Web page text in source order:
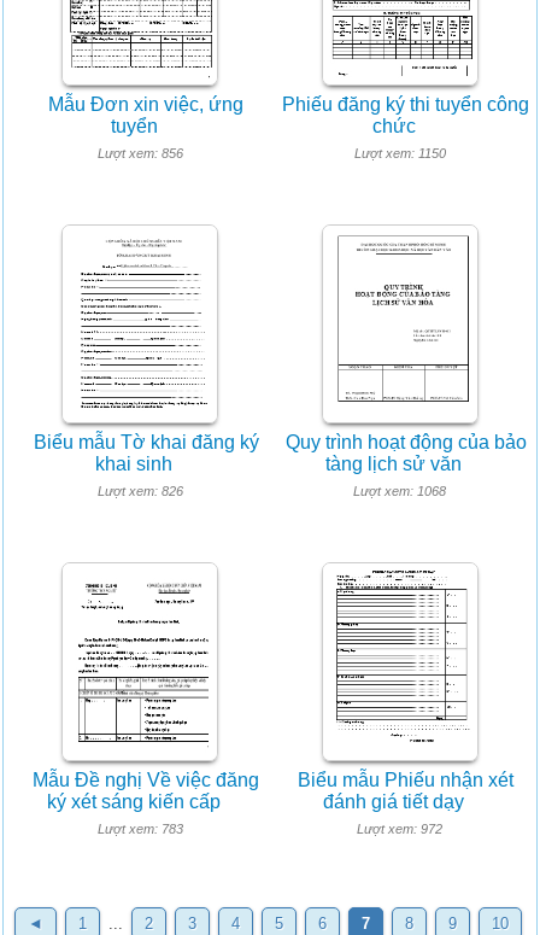
Mẫu Đơn xin việc, ứng
tuyển
Lượt xem: 856
Phiếu đăng ký thi tuyển công
chức
Lượt xem: 1150
Biểu mẫu Tờ khai đăng ký
khai sinh
Lượt xem: 826
Quy trình hoạt động của bảo
tàng lịch sử văn
Lượt xem: 1068
Mẫu Đề nghị Về việc đăng
ký xét sáng kiến cấp
Lượt xem: 783
Biểu mẫu Phiếu nhận xét
đánh giá tiết dạy
Lượt xem: 972
◄ 1 ... 2 3 4 5 6 7 8 9 10